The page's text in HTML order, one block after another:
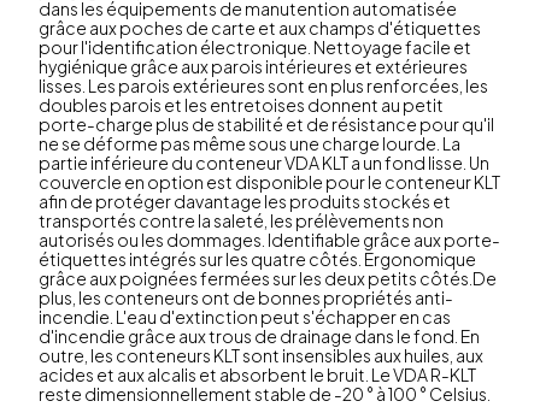
dans les équipements de manutention automatisée
grâce aux poches de carte et aux champs d'étiquettes
pour l'identification électronique. Nettoyage facile et
hygiénique grâce aux parois intérieures et extérieures
lisses. Les parois extérieures sont en plus renforcées, les
doubles parois et les entretoises donnent au petit
porte-charge plus de stabilité et de résistance pour qu'il
ne se déforme pas même sous une charge lourde. La
partie inférieure du conteneur VDA KLT a un fond lisse. Un
couvercle en option est disponible pour le conteneur KLT
afin de protéger davantage les produits stockés et
transportés contre la saleté, les prélèvements non
autorisés ou les dommages. Identifiable grâce aux porte-
étiquettes intégrés sur les quatre côtés. Ergonomique
grâce aux poignées fermées sur les deux petits côtés.De
plus, les conteneurs ont de bonnes propriétés anti-
incendie. L'eau d'extinction peut s'échapper en cas
d'incendie grâce aux trous de drainage dans le fond. En
outre, les conteneurs KLT sont insensibles aux huiles, aux
acides et aux alcalis et absorbent le bruit. Le VDA R-KLT
reste dimensionnellement stable de -20 ° à 100 ° Celsius.